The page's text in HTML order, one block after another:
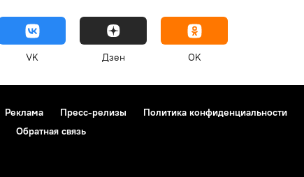
VK Дзен OK
Реклама Пресс-релизы Политика конфиденциальности
Обратная связь